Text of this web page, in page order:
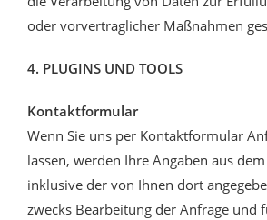
oder vorvertraglicher Maßnahmen
4. PLUGINS UND TOOLS
Kontaktformular
Wenn Sie uns per Kontaktformular
lassen, werden Ihre Angaben aus
inklusive der von Ihnen dort
zwecks Bearbeitung der Anfrage und